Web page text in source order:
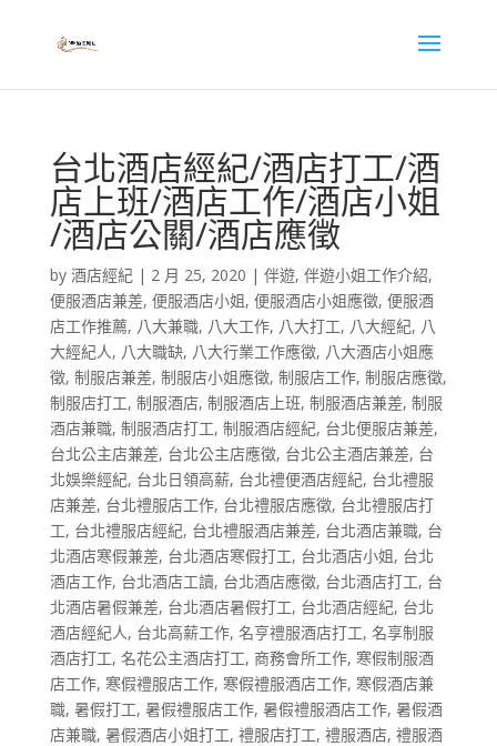
台北酒店經紀∕酒店打工∕酒
店上班∕酒店工作∕酒店小姐
∕酒店公關∕酒店應徵
by 酒店經紀| 2 月 25, 2020 | 伴遊, 伴遊小姐工作介紹,
便服酒店兼差, 便服酒店小姐, 便服酒店小姐應徵, 便服酒
店工作推薦, 八大兼職, 八大工作, 八大打工, 八大經紀, 八
大經紀人, 八大職缺, 八大行業工作應徵, 八大酒店小姐應
徵, 制服店兼差, 制服店小姐應徵, 制服店工作, 制服店應徵,
制服店打工, 制服酒店, 制服酒店上班, 制服酒店兼差, 制服
酒店兼職, 制服酒店打工, 制服酒店經紀, 台北便服店兼差,
台北公主店兼差, 台北公主店應徵, 台北公主酒店兼差, 台
北娛樂經紀, 台北日領高薪, 台北禮便酒店經紀, 台北禮服
店兼差, 台北禮服店工作, 台北禮服店應徵, 台北禮服店打
工, 台北禮服店經紀, 台北禮服酒店兼差, 台北酒店兼職, 台
北酒店寒假兼差, 台北酒店寒假打工, 台北酒店小姐, 台北
酒店工作, 台北酒店工讀, 台北酒店應徵, 台北酒店打工, 台
北酒店暑假兼差, 台北酒店暑假打工, 台北酒店經紀, 台北
酒店經紀人, 台北高薪工作, 名亨禮服酒店打工, 名享制服
酒店打工, 名花公主酒店打工, 商務會所工作, 寒假制服酒
店工作, 寒假禮服店工作, 寒假禮服酒店工作, 寒假酒店兼
職, 暑假打工, 暑假禮服店工作, 暑假禮服酒店工作, 暑假酒
店兼職, 暑假酒店小姐打工, 禮服店打工, 禮服酒店, 禮服酒